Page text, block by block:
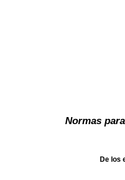
Normas
De los